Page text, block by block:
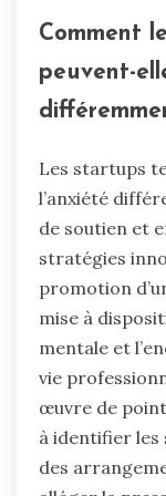
Comment
peuvent-
Les startups
l’anxiété
de soutien et
stratégies
promotion
mise à
mentale et
vie
œuvre de
à identifier les
des